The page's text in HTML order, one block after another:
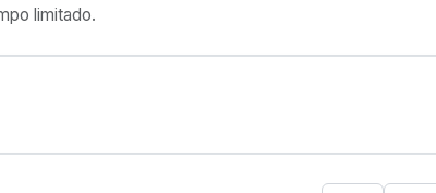
limitado.